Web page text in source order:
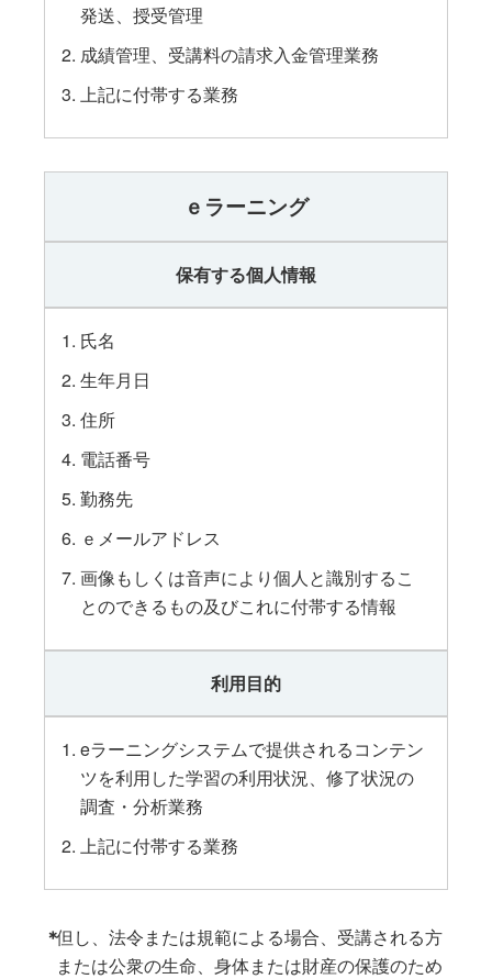
発送、授受管理
成績管理、受講料の請求入金管理業務
上記に付帯する業務
ｅラーニング
保有する個人情報
氏名
生年月日
住所
電話番号
勤務先
ｅメールアドレス
画像もしくは音声により個人と識別するこ
とのできるもの及びこれに付帯する情報
利用目的
eラーニングシステムで提供されるコンテン
ツを利用した学習の利用状況、修了状況の
調査・分析業務
上記に付帯する業務
＊但し、法令または規範による場合、受講される方
または公衆の生命、身体または財産の保護のため